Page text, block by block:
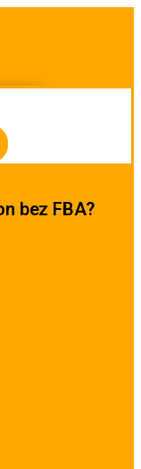
bez FBA?